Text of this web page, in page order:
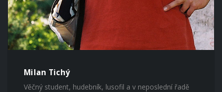
Milan Tichý
Věčný student, hudebník, lusofil a v neposlední řadě